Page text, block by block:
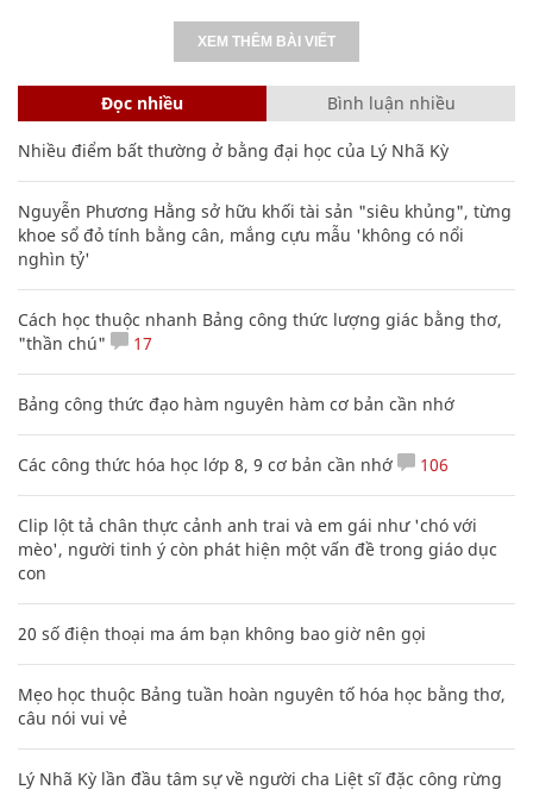
XEM THÊM BÀI VIẾT
Đọc nhiều Bình luận nhiều
Nhiều điểm bất thường ở bằng đại học của Lý Nhã Kỳ
Nguyễn Phương Hằng sở hữu khối tài sản "siêu khủng", từng
khoe sổ đỏ tính bằng cân, mắng cựu mẫu 'không có nổi
nghìn tỷ'
Cách học thuộc nhanh Bảng công thức lượng giác bằng thơ,
"thần chú"
17
Bảng công thức đạo hàm nguyên hàm cơ bản cần nhớ
Các công thức hóa học lớp 8, 9 cơ bản cần nhớ 106
Clip lột tả chân thực cảnh anh trai và em gái như 'chó với
mèo', người tinh ý còn phát hiện một vấn đề trong giáo dục
con
20 số điện thoại ma ám bạn không bao giờ nên gọi
Mẹo học thuộc Bảng tuần hoàn nguyên tố hóa học bằng thơ,
câu nói vui vẻ
Lý Nhã Kỳ lần đầu tâm sự về người cha Liệt sĩ đặc công rừng